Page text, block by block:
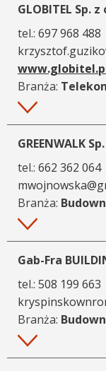
GLOBITEL Sp. z
tel.: 697 968 488
Branża:
Więcej
GREENWALK
tel.: 662 362 064
Branża:
Więcej
Gab-Fra
tel.: 508 199 663
Branża:
Więcej